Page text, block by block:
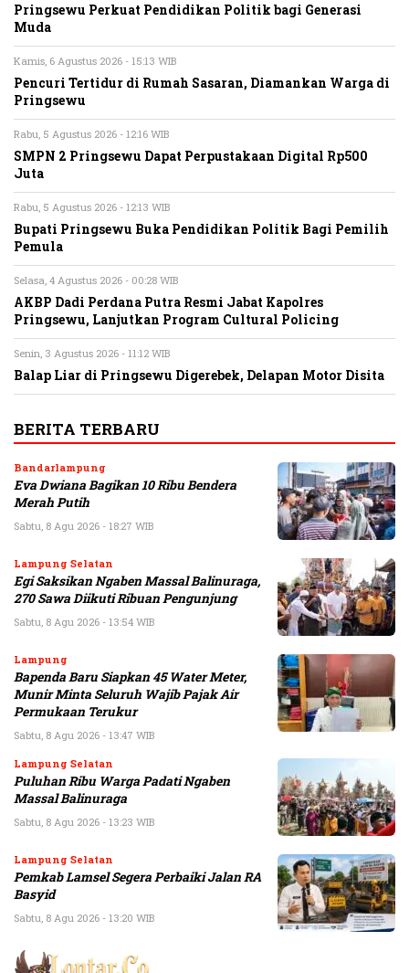
Pringsewu Perkuat Pendidikan Politik bagi Generasi
Muda
Kamis, 6 Agustus 2026 - 15:13 WIB
Pencuri Tertidur di Rumah Sasaran, Diamankan Warga di
Pringsewu
Rabu, 5 Agustus 2026 - 12:16 WIB
SMPN 2 Pringsewu Dapat Perpustakaan Digital Rp500
Juta
Rabu, 5 Agustus 2026 - 12:13 WIB
Bupati Pringsewu Buka Pendidikan Politik Bagi Pemilih
Pemula
Selasa, 4 Agustus 2026 - 00:28 WIB
AKBP Dadi Perdana Putra Resmi Jabat Kapolres
Pringsewu, Lanjutkan Program Cultural Policing
Senin, 3 Agustus 2026 - 11:12 WIB
Balap Liar di Pringsewu Digerebek, Delapan Motor Disita
BERITA TERBARU
Bandarlampung
Eva Dwiana Bagikan 10 Ribu Bendera
Merah Putih
Sabtu, 8 Agu 2026 - 18:27 WIB
Lampung Selatan
Egi Saksikan Ngaben Massal Balinuraga,
270 Sawa Diikuti Ribuan Pengunjung
Sabtu, 8 Agu 2026 - 13:54 WIB
Lampung
Bapenda Baru Siapkan 45 Water Meter,
Munir Minta Seluruh Wajib Pajak Air
Permukaan Terukur
Sabtu, 8 Agu 2026 - 13:47 WIB
Lampung Selatan
Puluhan Ribu Warga Padati Ngaben
Massal Balinuraga
Sabtu, 8 Agu 2026 - 13:23 WIB
Lampung Selatan
Pemkab Lamsel Segera Perbaiki Jalan RA
Basyid
Sabtu, 8 Agu 2026 - 13:20 WIB